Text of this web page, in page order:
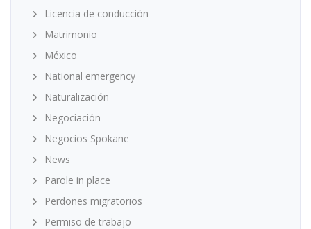
Licencia de conducción
Matrimonio
México
National emergency
Naturalización
Negociación
Negocios Spokane
News
Parole in place
Perdones migratorios
Permiso de trabajo